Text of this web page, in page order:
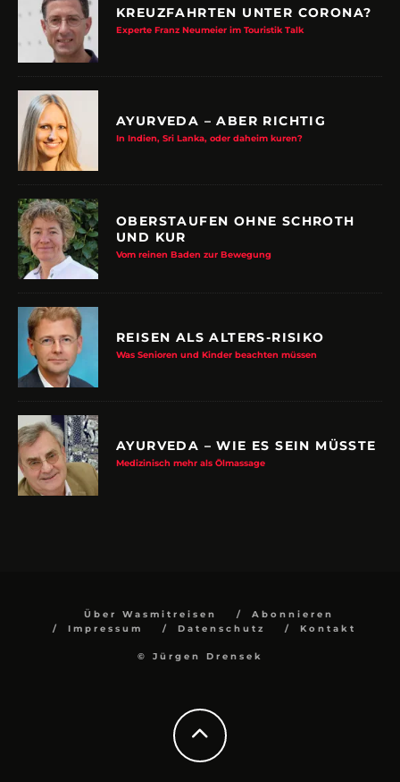
KREUZFAHRTEN UNTER CORONA?
Experte Franz Neumeier im Touristik Talk
AYURVEDA – ABER RICHTIG
In Indien, Sri Lanka, oder daheim kuren?
OBERSTAUFEN OHNE SCHROTH
UND KUR
Vom reinen Baden zur Bewegung
REISEN ALS ALTERS-RISIKO
Was Senioren und Kinder beachten müssen
AYURVEDA – WIE ES SEIN MÜSSTE
Medizinisch mehr als Ölmassage
Über Wasmitreisen
Abonnieren
Impressum
Datenschutz Kontakt
© Jürgen Drensek